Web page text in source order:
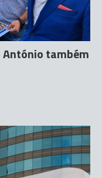
António também